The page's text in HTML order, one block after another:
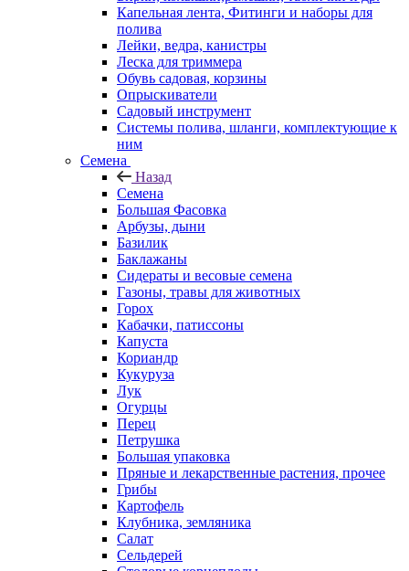
Капельная лента, Фитинги и наборы для
полива
Лейки, ведра, канистры
Леска для триммера
Обувь садовая, корзины
Опрыскиватели
Садовый инструмент
Системы полива, шланги, комплектующие к
ним
Семена
Назад
Семена
Большая Фасовка
Арбузы, дыни
Базилик
Баклажаны
Сидераты и весовые семена
Газоны, травы для животных
Горох
Кабачки, патиссоны
Капуста
Кориандр
Кукуруза
Лук
Огурцы
Перец
Петрушка
Большая упаковка
Пряные и лекарственные растения, прочее
Грибы
Картофель
Клубника, земляника
Салат
Сельдерей